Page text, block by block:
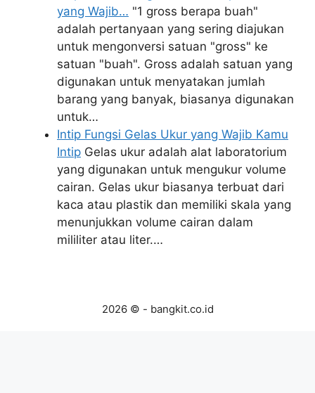
yang Wajib… "1 gross berapa buah"
adalah pertanyaan yang sering diajukan
untuk mengonversi satuan "gross" ke
satuan "buah". Gross adalah satuan yang
digunakan untuk menyatakan jumlah
barang yang banyak, biasanya digunakan
untuk…
Intip Fungsi Gelas Ukur yang Wajib Kamu
Intip Gelas ukur adalah alat laboratorium
yang digunakan untuk mengukur volume
cairan. Gelas ukur biasanya terbuat dari
kaca atau plastik dan memiliki skala yang
menunjukkan volume cairan dalam
mililiter atau liter.…
2026 © - bangkit.co.id